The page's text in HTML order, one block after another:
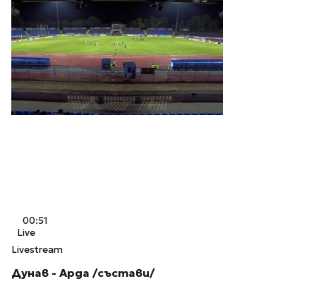
00:51
Live
Livestream
Дунав - Арда /състави/